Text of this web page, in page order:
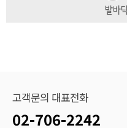
고객문의 대표전화
02-706-2242